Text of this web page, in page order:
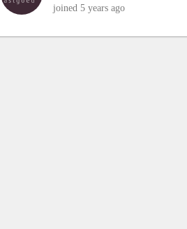
joined 5 years ago